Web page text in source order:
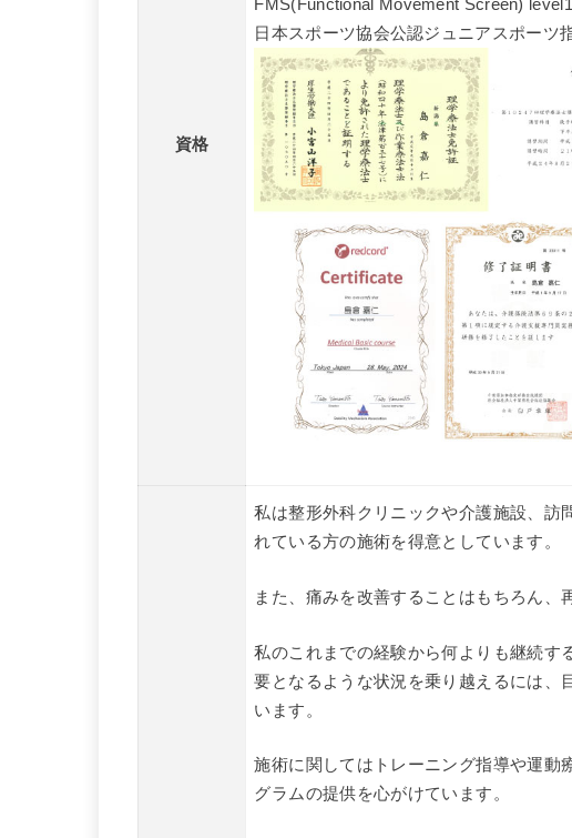
資格
FMS(Functional Movement Screen) level1
日本スポーツ協会公認ジュニアスポーツ
私は整形外科クリニックや介護施設、訪
れている方の施術を得意としています。
また、痛みを改善することはもちろん、
私のこれまでの経験から何よりも継続す
要となるような状況を乗り越えるには、
います。
施術に関してはトレーニング指導や運動
グラムの提供を心がけています。